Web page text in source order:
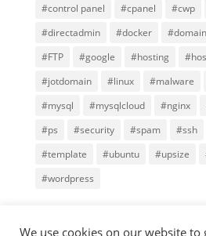
#control panel
#cpanel #cwp
#directadmin
#docker #domain
#FTP
#google #hosting
#jotdomain
#linux #malware
#mysql
#mysqlcloud #nginx
#ps
#security #spam #ssh
#template
#ubuntu #upsize
#wordpress
We use cookies on our website